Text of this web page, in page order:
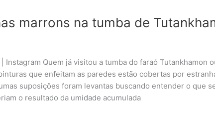
marrons na tumba de
Instagram Quem já visitou a tumba do faraó Tutankhamon
que enfeitam as paredes estão cobertas por
suposições foram levantas buscando entender o que
o resultado da umidade acumulada